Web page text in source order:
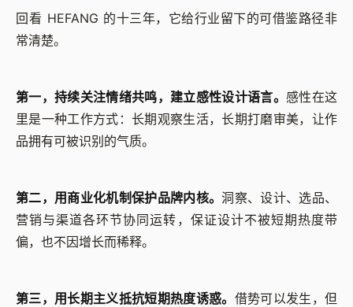
回看 HEFANG 的十三年，它给行业留下的可借鉴路径非
常清楚。
第一，持续关注情绪共鸣，建立感性设计语言。 感性在这
里是一种工作方式：长期观察生活，长期打磨审美，让作
品拥有可被识别的气质。
第二，用商业化机制保护品牌内核。洞察、设计、选品、
营销与渠道各环节协同运转，保证设计不被短期热度带
偏，也不因增长而稀释。
第三，用长期主义抵抗短期热度诱惑。 借势可以发生，但